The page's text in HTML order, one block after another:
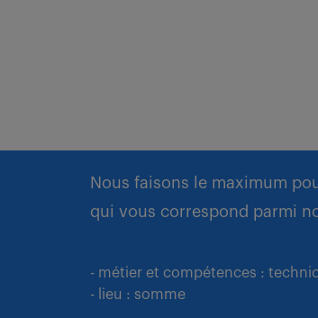
Nous faisons le maximum
qui vous correspond parmi
- métier et compétences :
- lieu : somme